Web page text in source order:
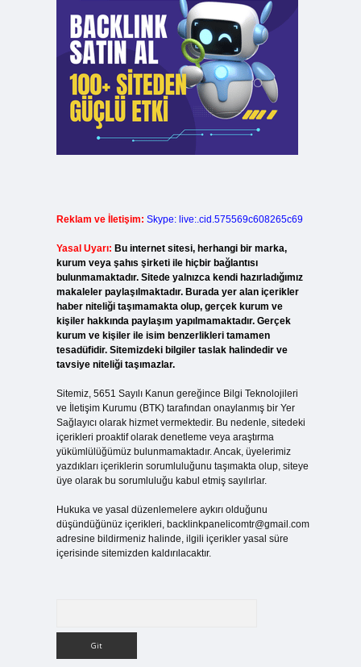
Reklam ve İletişim: Skype: live:.cid.575569c608265c69
Yasal Uyarı: Bu internet sitesi, herhangi bir marka,
kurum veya şahıs şirketi ile hiçbir bağlantısı
bulunmamaktadır. Sitede yalnızca kendi hazırladığımız
makaleler paylaşılmaktadır. Burada yer alan içerikler
haber niteliği taşımamakta olup, gerçek kurum ve
kişiler hakkında paylaşım yapılmamaktadır. Gerçek
kurum ve kişiler ile isim benzerlikleri tamamen
tesadüfidir. Sitemizdeki bilgiler taslak halindedir ve
tavsiye niteliği taşımazlar.
Sitemiz, 5651 Sayılı Kanun gereğince Bilgi Teknolojileri
ve İletişim Kurumu (BTK) tarafından onaylanmış bir Yer
Sağlayıcı olarak hizmet vermektedir. Bu nedenle, sitedeki
içerikleri proaktif olarak denetleme veya araştırma
yükümlülüğümüz bulunmamaktadır. Ancak, üyelerimiz
yazdıkları içeriklerin sorumluluğunu taşımakta olup, siteye
üye olarak bu sorumluluğu kabul etmiş sayılırlar.
Hukuka ve yasal düzenlemelere aykırı olduğunu
düşündüğünüz içerikleri, backlinkpanelicomtr@gmail.com
adresine bildirmeniz halinde, ilgili içerikler yasal süre
içerisinde sitemizden kaldırılacaktır.